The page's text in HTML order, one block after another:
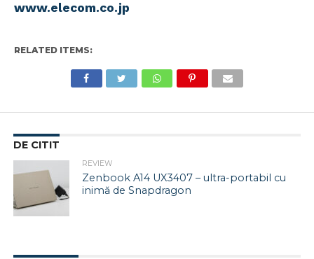
www.elecom.co.jp
RELATED ITEMS:
DE CITIT
REVIEW
Zenbook A14 UX3407 – ultra-portabil cu
inimă de Snapdragon